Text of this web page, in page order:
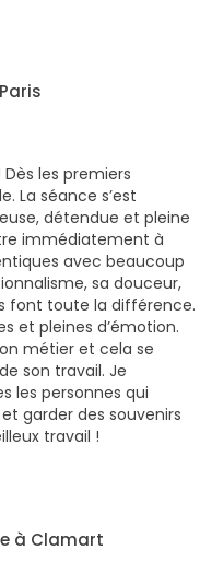
les premiers
La séance s’est
détendue et pleine
immédiatement à
avec beaucoup
sa douceur,
font toute la différence.
et pleines d’émotion.
métier et cela se
son travail. Je
les personnes qui
garder des souvenirs
travail !
à Clamart